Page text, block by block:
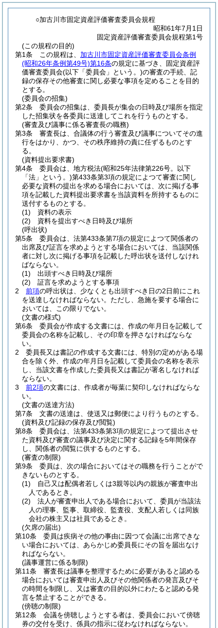
○加古川市固定資産評価審査委員会規程
昭和61年7月1日
固定資産評価審査委員会規程第1号
(この規程の目的)
第1条
この規程は、 加古川市固定資産評価審査委員会条例
(昭和26年条例第49号)第16条の規定に基づき、固定資産評
価審査委員会(以下「委員会」という。)の審査の手続、記
録の保存その他審査に関し必要な事項を定めることを目的
とする。
(委員会の招集)
第2条
委員会の招集は、委員長が集会の日時及び場所を指定
した招集状を各委員に送達してこれを行うものとする。
(審査及び議事に係る審査長の職務)
第3条
審査長は、合議体の行う審査及び議事についてその進
行をはかり、かつ、その秩序維持の責に任ずるものとす
る。
(資料提出要求書)
第4条
委員会は、地方税法(昭和25年法律第226号。以下
「法」という。)第433条第3項の規定によつて審査に関し
必要な資料の提出を求める場合においては、次に掲げる事
項を記載した資料提出要求書を当該資料を所持するものに
送付するものとする。
(1)
資料の表示
(2)
資料を提出すべき日時及び場所
(呼出状)
第5条
委員会は、法第433条第7項の規定によつて関係者の
出席及び証言を求めようとする場合においては、当該関係
者に対し次に掲げる事項を記載した呼出状を送付しなけれ
ばならない。
(1)
出頭すべき日時及び場所
(2)
証言を求めようとする事項
2
前項の呼出状は、少なくとも出頭すべき日の2日前にこれ
を送達しなければならない。 ただし、急施を要する場合に
おいては、この限りでない。
(文書の様式)
第6条
委員会が作成する文書には、作成の年月日を記載して
委員会の名称を記載し、その印章を押さなければならな
い。
2
委員長又は書記の作成する文書には、特別の定めがある場
合を除く外、作成の年月日を記載して委員会の名称を表示
し、当該文書を作成した委員長又は書記が署名しなければ
ならない。
3
前2項の文書には、作成者が毎葉に契印しなければならな
い。
(文書の送達方法)
第7条
文書の送達は、使送又は郵便により行うものとする。
(資料及び記録の保存及び閲覧)
第8条
委員会は、法第433条第3項の規定によつて提出させ
た資料及び審査の議事及び決定に関する記録を5年間保存
し、関係者の閲覧に供するものとする。
(審査の制限)
第9条
委員は、次の場合においてはその職務を行うことがで
きないものとする。
(1)
自己又は配偶者若しくは3親等以内の親族が審査申出
人であるとき。
(2)
法人が審査申出人である場合において、委員が当該法
人の理事、監事、取締役、監査役、支配人若しくは同族
会社の株主又は社員であるとき。
(欠席の届出)
第10条
委員は疾病その他の事由に因つて会議に出席できな
い場合においては、あらかじめ委員長にその旨を届出なけ
ればならない。
(議事運営に係る制限)
第11条
審査長は議事を整理するために必要があると認める
場合においては審査申出人及びその他関係者の発言及びそ
の時間を制限し、又は審査の目的以外にわたると認める発
言を禁止することができる。
(傍聴の制限)
第12条
会議を傍聴しようとする者は、委員会において傍聴
券の交付を受け、係員の指示に従わなければならない。